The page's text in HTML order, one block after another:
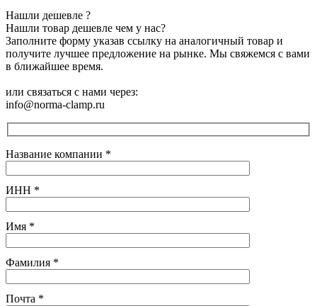
Нашли дешевле ?
Нашли товар дешевле чем у нас?
Заполните форму указав ссылку на аналогичный товар и
получите лучшее предложение на рынке. Мы свяжемся с вами
в ближайшее время.
или связаться с нами через:
info@norma-clamp.ru
Название компании *
ИНН *
Имя *
Фамилия *
Почта *